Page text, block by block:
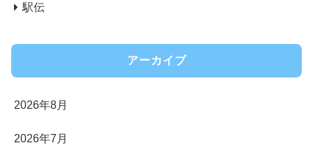
駅伝
アーカイブ
2026年8月
2026年7月